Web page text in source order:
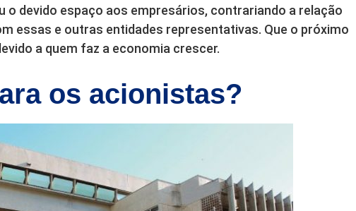
o devido espaço aos empresários, contrariando a relação
essas e outras entidades representativas. Que o próximo
a quem faz a economia crescer.
os acionistas?